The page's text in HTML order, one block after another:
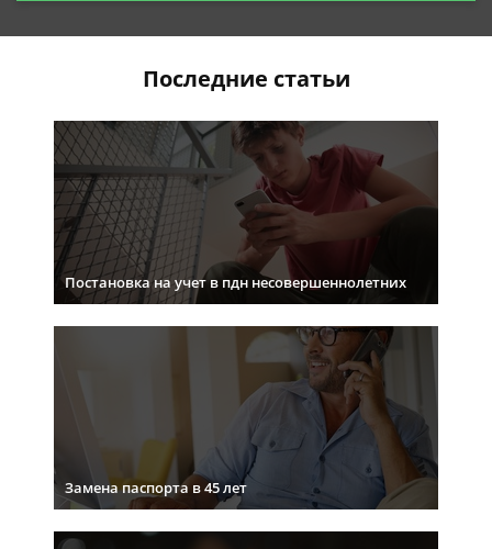
Последние статьи
Постановка на учет в пдн несовершеннолетних
Замена паспорта в 45 лет